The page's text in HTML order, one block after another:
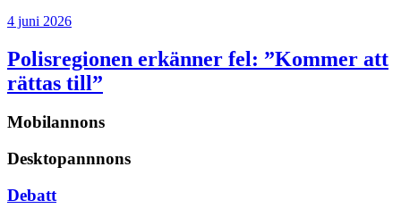
4 juni 2026
Polisregionen erkänner fel: ”Kommer att
rättas till”
Mobilannons
Desktopannnons
Debatt